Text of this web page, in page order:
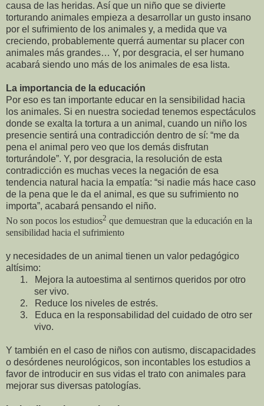
causa de las heridas. Así que un niño que se divierte
torturando animales empieza a desarrollar un gusto insano
por el sufrimiento de los animales y, a medida que va
creciendo, probablemente querrá aumentar su placer con
animales más grandes… Y, por desgracia, el ser humano
acabará siendo uno más de los animales de esa lista.
La importancia de la educación
Por eso es tan importante educar en la sensibilidad hacia
los animales. Si en nuestra sociedad tenemos espectáculos
donde se exalta la tortura a un animal, cuando un niño los
presencie sentirá una contradicción dentro de sí: “me da
pena el animal pero veo que los demás disfrutan
torturándole”. Y, por desgracia, la resolución de esta
contradicción es muchas veces la negación de esa
tendencia natural hacia la empatía: “si nadie más hace caso
de la pena que le da el animal, es que su sufrimiento no
importa”, acabará pensando el niño.
No son pocos los estudios2 que demuestran que la educación en la
sensibilidad hacia el sufrimiento
y necesidades de un animal tienen un valor pedagógico
altísimo:
1.
Mejora la autoestima al sentirnos queridos por otro
ser vivo.
2.
Reduce los niveles de estrés.
3.
Educa en la responsabilidad del cuidado de otro ser
vivo.
Y también en el caso de niños con autismo, discapacidades
o desórdenes neurológicos, son incontables los estudios a
favor de introducir en sus vidas el trato con animales para
mejorar sus diversas patologías.